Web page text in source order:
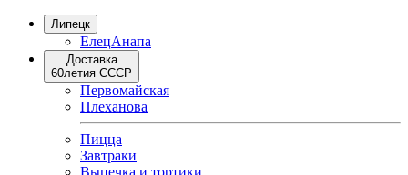
Липецк
ЕлецАнапа
Доставка
60летия СССР
Первомайская
Плеханова
Пицца
Завтраки
Выпечка и тортики